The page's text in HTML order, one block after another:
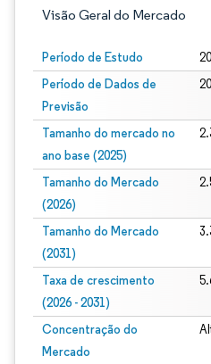
Visão Geral do Mercado
Período de Estudo
Período de Dados de
Previsão
Tamanho do mercado no
ano base (2025)
Tamanho do Mercado
(2026)
Tamanho do Mercado
(2031)
Taxa de crescimento
(2026 - 2031)
Concentração do
Mercado